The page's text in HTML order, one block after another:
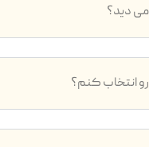
دید؟
رو انتخاب کنم؟